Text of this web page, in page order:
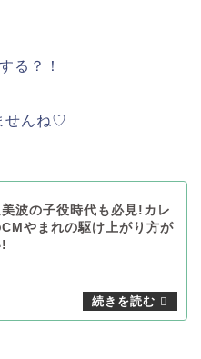
る？！
せんね♡
波の子役時代も必見!カレ
CMやまれの駆け上がり方が